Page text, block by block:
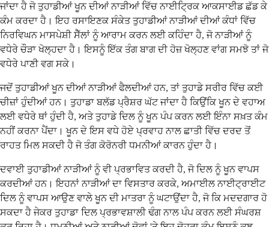
ਜਾਂਦਾ ਹੈ ਜੋ ਤੁਹਾਡੀਆਂ ਖੂਨ ਦੀਆਂ ਨਾੜੀਆਂ ਵਿੱਚ ਨਾਈਟ੍ਰਿਕ ਆਕਸਾਈਡ ਛੱਡ ਕੇ
ਕੰਮ ਕਰਦਾ ਹੈ। ਇਹ ਰਸਾਇਣਕ ਸੰਕੇਤ ਤੁਹਾਡੀਆਂ ਨਾੜੀਆਂ ਦੀਆਂ ਕੰਧਾਂ ਵਿੱਚ
ਨਿਰਵਿਘਨ ਮਾਸਪੇਸ਼ੀ ਸੈੱਲਾਂ ਨੂੰ ਆਰਾਮ ਕਰਨ ਲਈ ਕਹਿੰਦਾ ਹੈ, ਜੋ ਨਾੜੀਆਂ ਨੂੰ
ਵਧੇਰੇ ਚੌੜਾ ਖੋਲ੍ਹਦਾ ਹੈ। ਇਸਨੂੰ ਇੱਕ ਤੰਗ ਬਾਗ ਦੀ ਹੋਜ਼ ਖੋਲ੍ਹਣ ਵਾਂਗ ਸਮਝੋ ਤਾਂ ਜੋ
ਵਧੇਰੇ ਪਾਣੀ ਵਗ ਸਕੇ।
ਜਦੋਂ ਤੁਹਾਡੀਆਂ ਖੂਨ ਦੀਆਂ ਨਾੜੀਆਂ ਫੈਲਦੀਆਂ ਹਨ, ਤਾਂ ਤੁਹਾਡੇ ਸਰੀਰ ਵਿੱਚ ਕਈ
ਚੀਜ਼ਾਂ ਹੁੰਦੀਆਂ ਹਨ। ਤੁਹਾਡਾ ਬਲੱਡ ਪ੍ਰੈਸ਼ਰ ਘੱਟ ਜਾਂਦਾ ਹੈ ਕਿਉਂਕਿ ਖੂਨ ਦੇ ਵਹਾਅ
ਲਈ ਵਧੇਰੇ ਥਾਂ ਹੁੰਦੀ ਹੈ, ਅਤੇ ਤੁਹਾਡੇ ਦਿਲ ਨੂੰ ਖੂਨ ਪੰਪ ਕਰਨ ਲਈ ਇੰਨਾ ਸਖ਼ਤ ਕੰਮ
ਨਹੀਂ ਕਰਨਾ ਪੈਂਦਾ। ਖੂਨ ਦੇ ਇਸ ਵਧੇ ਹੋਏ ਪ੍ਰਵਾਹ ਨਾਲ ਛਾਤੀ ਵਿੱਚ ਦਰਦ ਤੋਂ
ਰਾਹਤ ਮਿਲ ਸਕਦੀ ਹੈ ਜੋ ਤੰਗ ਕੋਰੋਨਰੀ ਧਮਨੀਆਂ ਕਾਰਨ ਹੁੰਦਾ ਹੈ।
ਦਵਾਈ ਤੁਹਾਡੀਆਂ ਨਾੜੀਆਂ ਨੂੰ ਵੀ ਪ੍ਰਭਾਵਿਤ ਕਰਦੀ ਹੈ, ਜੋ ਦਿਲ ਨੂੰ ਖੂਨ ਵਾਪਸ
ਕਰਦੀਆਂ ਹਨ। ਇਹਨਾਂ ਨਾੜੀਆਂ ਦਾ ਵਿਸਤਾਰ ਕਰਕੇ, ਅਮਾਈਲ ਨਾਈਟ੍ਰਾਈਟ
ਦਿਲ ਨੂੰ ਵਾਪਸ ਆਉਣ ਵਾਲੇ ਖੂਨ ਦੀ ਮਾਤਰਾ ਨੂੰ ਘਟਾਉਂਦਾ ਹੈ, ਜੋ ਕਿ ਮਦਦਗਾਰ ਹੋ
ਸਕਦਾ ਹੈ ਜੇਕਰ ਤੁਹਾਡਾ ਦਿਲ ਪ੍ਰਭਾਵਸ਼ਾਲੀ ਢੰਗ ਨਾਲ ਪੰਪ ਕਰਨ ਲਈ ਸੰਘਰਸ਼